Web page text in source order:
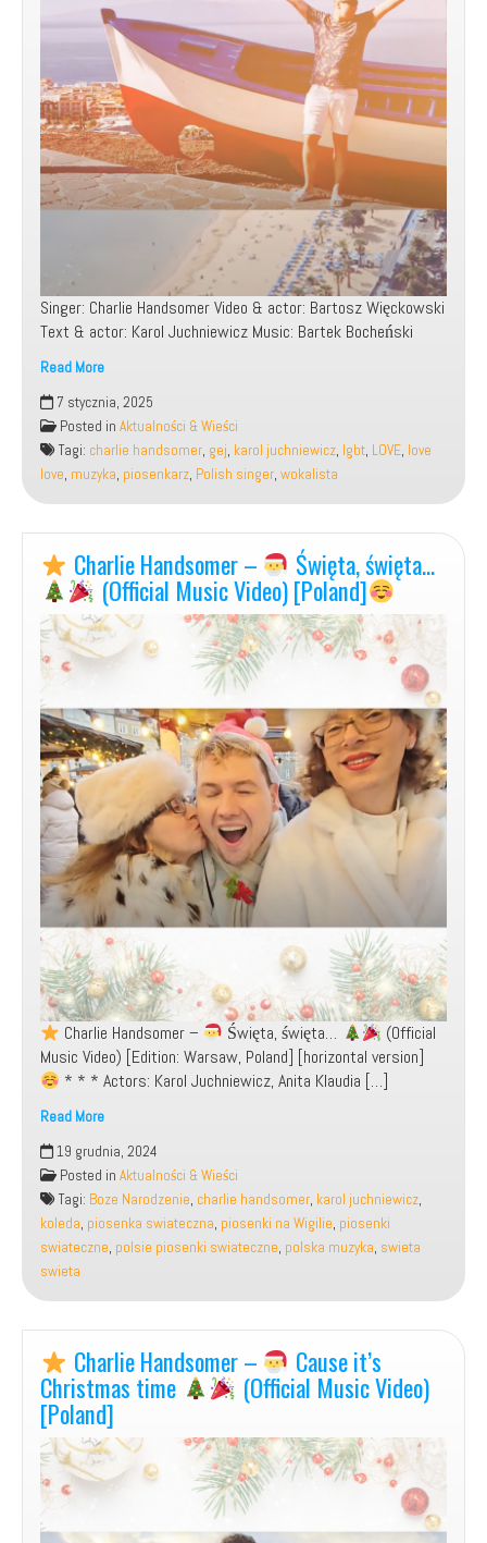
Singer: Charlie Handsomer Video & actor: Bartosz Więckowski
Text & actor: Karol Juchniewicz Music: Bartek Bocheński
Read More
Charlie
Handsomer
–
Love,
Love
[Official
Music
Video]
–
horizontal
version
7 stycznia, 2025
Posted in Aktualności & Wieści
Tagi: charlie handsomer, gej, karol juchniewicz, lgbt, LOVE, love
love, muzyka, piosenkarz, Polish singer, wokalista
Charlie Handsomer – Święta, święta…
(Official Music Video) [Poland]
Charlie Handsomer – Święta, święta…
(Official
Music Video) [Edition: Warsaw, Poland] [horizontal version]
* * * Actors: Karol Juchniewicz, Anita Klaudia […]
Read More
Charlie
Handsomer
–
Święta,
święta…
(Official
Music
Video)
[Poland]
19 grudnia, 2024
Posted in Aktualności & Wieści
Tagi: Boze Narodzenie, charlie handsomer, karol juchniewicz,
koleda, piosenka swiateczna, piosenki na Wigilie, piosenki
swiateczne, polsie piosenki swiateczne, polska muzyka, swieta
swieta
Charlie Handsomer – Cause it’s
Christmas time (Official Music Video)
[Poland]